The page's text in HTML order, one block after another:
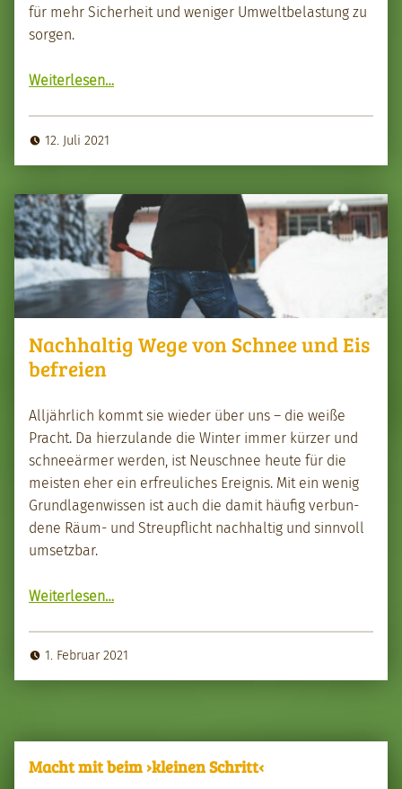
für mehr Sicher­heit und weniger Umwelt­be­las­tung zu
sor­gen.
Weit­er­lesen“Sich­er zur Schule – Ver­ant­wor­tung ler­nen, Eltern­taxis ver­mei­den”
…
12. Juli 2021
Nachhaltig Wege von Schnee und Eis
befreien
Alljährlich kommt sie wieder über uns – die weiße
Pracht. Da hierzu­lande die Win­ter immer kürz­er und
schneeärmer wer­den, ist Neuschnee heute für die
meis­ten eher ein erfreulich­es Ereig­nis. Mit ein wenig
Grund­la­gen­wis­sen ist auch die damit häu­fig ver­bun­
dene Räum- und Stre­upflicht nach­haltig und sin­nvoll
umset­zbar.
Weit­er­lesen“Nach­haltig Wege von Schnee und Eis befreien”
…
1. Februar 2021
Macht mit beim ›kleinen Schritt‹